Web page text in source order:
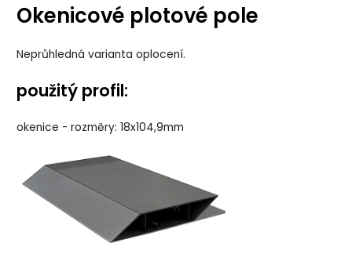
Okenicové plotové pole
Neprůhledná varianta oplocení.
použitý profil:
okenice - rozměry: 18x104,9mm